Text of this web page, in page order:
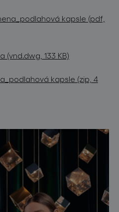
kapsle (pdf,
(vnd.dwg, 133 KB)
kapsle (zip, 4